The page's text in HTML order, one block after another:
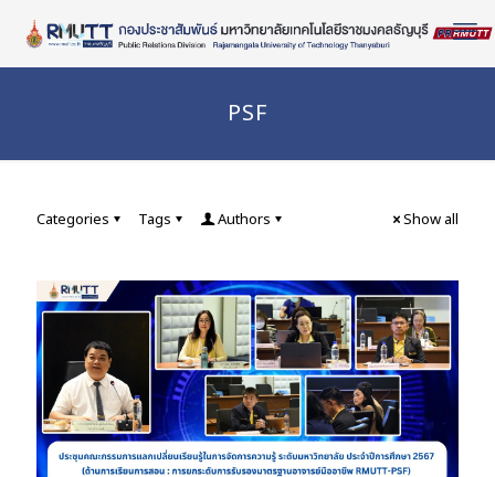
Content
PSF
Categories Tags Authors Show all